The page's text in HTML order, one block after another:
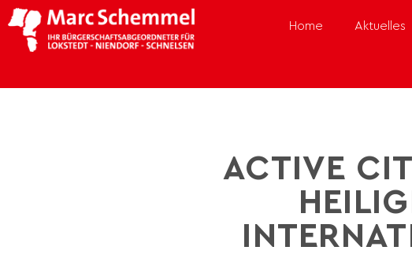
Home Aktuelles
ACTIVE